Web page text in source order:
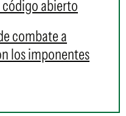
código abierto
combate a
los imponentes